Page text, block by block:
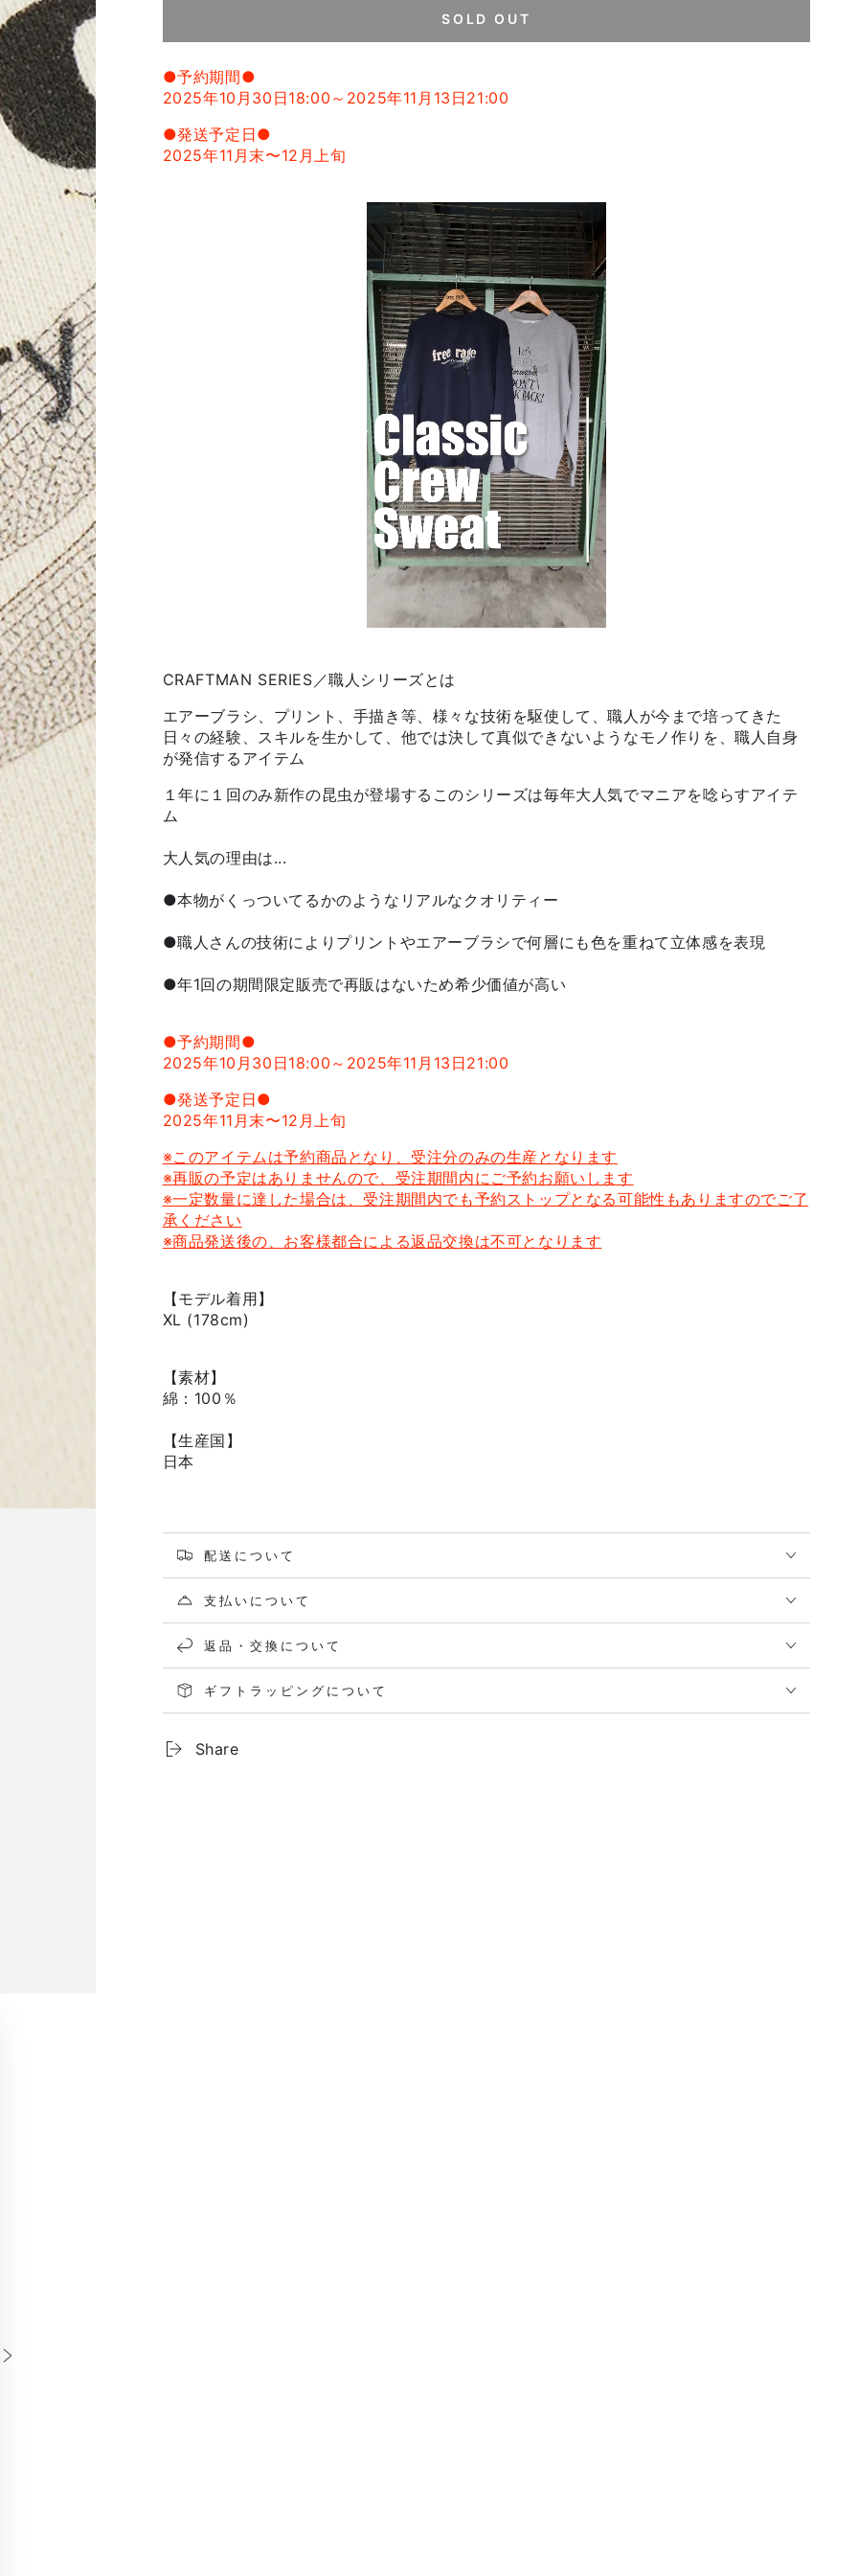
SOLD OUT
●予約期間●
2025年10月30日18:00～ 2025年11月13日21:00
●発送予定日●
2025年11月末〜12月上旬
CRAFTMAN SERIES／職人シリーズとは
エアーブラシ、プリント、手描き等、様々な技術を駆使して、職人が今まで培ってきた
日々の経験、スキルを生かして、他では決して真似できないようなモノ作りを、職人自身
が発信するアイテム
１年に１回のみ新作の昆虫が登場するこのシリーズは毎年大人気でマニアを唸らすアイテ
ム
大人気の理由は...
●本物がくっついてるかのようなリアルなクオリティー
●職人さんの技術によりプリントやエアーブラシで何層にも色を重ねて立体感を表現
●年1回の期間限定販売で再販はないため希少価値が高い
●予約期間●
2025年10月30日18:00～ 2025年11月13日21:00
●発送予定日●
2025年11月末〜12月上旬
※このアイテムは予約商品となり、受注分のみの生産となります
※再販の予定はありませんので、受注期間内にご予約お願いします
※一定数量に達した場合は、受注期間内でも予約ストップとなる可能性もありますのでご了
承ください
※商品発送後の、お客様都合による返品交換は不可となります
【モデル着用】
XL (178cm)
【素材】
綿：100％
【生産国】
日本
配送について
支払いについて
返品・交換について
ギフトラッピングについて
Share